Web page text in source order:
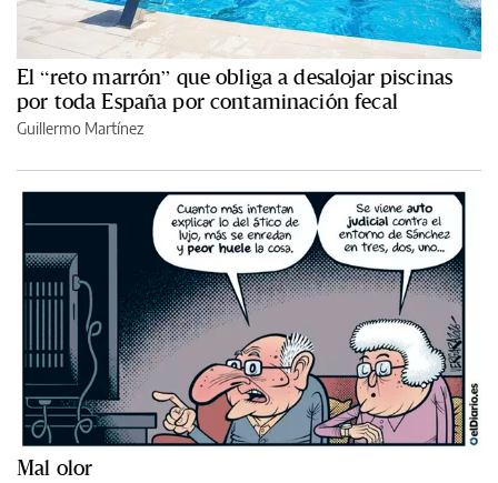
El “reto marrón” que obliga a desalojar piscinas
por toda España por contaminación fecal
Guillermo Martínez
Mal olor